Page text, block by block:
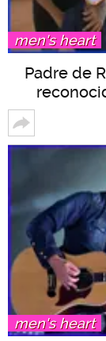
men's heart
Padre de
men's heart